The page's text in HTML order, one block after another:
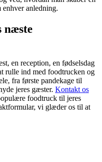
enhver anledning.
næste
en reception, en fødselsdag
rulle ind med foodtrucken og
fra første pandekage til
jeres gæster. Kontakt os
foodtruck til jeres
vi glæder os til at